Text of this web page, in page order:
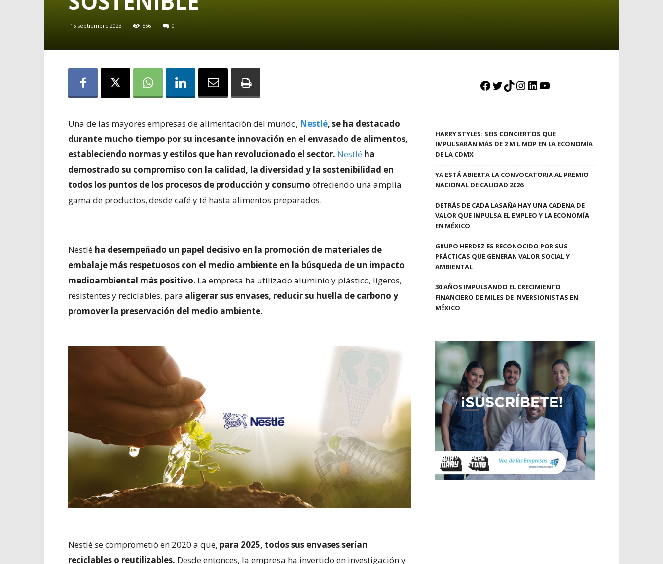
16 septiembre 2023 556 0
Una de las mayores empresas de alimentación del mundo, Nestlé, se ha destacado
durante mucho tiempo por su incesante innovación en el envasado de alimentos,
estableciendo normas y estilos que han revolucionado el sector. Nestlé ha
demostrado su compromiso con la calidad, la diversidad y la sostenibilidad en
todos los puntos de los procesos de producción y consumo ofreciendo una amplia
gama de productos, desde café y té hasta alimentos preparados.
Nestlé ha desempeñado un papel decisivo en la promoción de materiales de
embalaje más respetuosos con el medio ambiente en la búsqueda de un impacto
medioambiental más positivo. La empresa ha utilizado aluminio y plástico, ligeros,
resistentes y reciclables, para aligerar sus envases, reducir su huella de carbono y
promover la preservación del medio ambiente.
Nestlé se comprometió en 2020 a que, para 2025, todos sus envases serían
reciclables o reutilizables. Desde entonces, la empresa ha invertido en investigación y
Facebook
Twitter
TikTok
Instagram
LinkedIn
YouTube
HARRY STYLES: SEIS CONCIERTOS QUE
IMPULSARÁN MÁS DE 2 MIL MDP EN LA ECONOMÍA
DE LA CDMX
YA ESTÁ ABIERTA LA CONVOCATORIA AL PREMIO
NACIONAL DE CALIDAD 2026
DETRÁS DE CADA LASAÑA HAY UNA CADENA DE
VALOR QUE IMPULSA EL EMPLEO Y LA ECONOMÍA
EN MÉXICO
GRUPO HERDEZ ES RECONOCIDO POR SUS
PRÁCTICAS QUE GENERAN VALOR SOCIAL Y
AMBIENTAL
30 AÑOS IMPULSANDO EL CRECIMIENTO
FINANCIERO DE MILES DE INVERSIONISTAS EN
MÉXICO